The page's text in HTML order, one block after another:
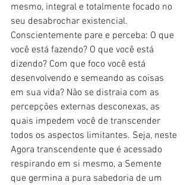
mesmo, integral e totalmente focado no
seu desabrochar existencial.
Conscientemente pare e perceba: O que
você está fazendo? O que você está
dizendo? Com que foco você está
desenvolvendo e semeando as coisas
em sua vida? Não se distraia com as
percepções externas desconexas, as
quais impedem você de transcender
todos os aspectos limitantes. Seja, neste
Agora transcendente que é acessado
respirando em si mesmo, a Semente
que germina a pura sabedoria de um